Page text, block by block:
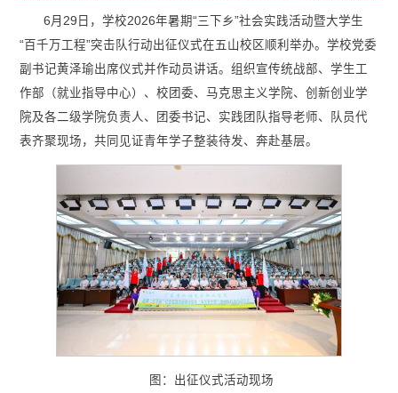
6月29日，学校2026年暑期“三下乡”社会实践活动暨大学生
“百千万工程”突击队行动出征仪式在五山校区顺利举办。学校党委
副书记黄泽瑜出席仪式并作动员讲话。组织宣传统战部、学生工
作部（就业指导中心）、校团委、马克思主义学院、创新创业学
院及各二级学院负责人、团委书记、实践团队指导老师、队员代
表齐聚现场，共同见证青年学子整装待发、奔赴基层。
图：出征仪式活动现场